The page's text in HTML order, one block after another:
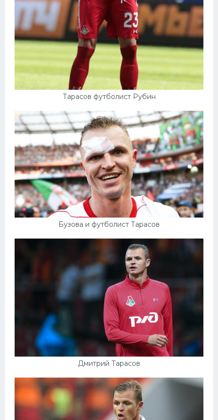
Тарасов футболист Рубин
Бузова и футболист Тарасов
Дмитрий Тарасов